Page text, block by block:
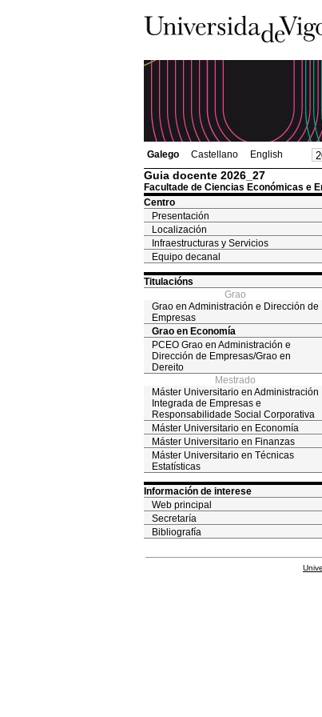
Galego Castellano English
Guia docente 2026_27
Facultade de Ciencias Económicas e
Centro
Presentación
Localización
Infraestructuras y Servicios
Equipo decanal
Titulacións
Grao
Grao en Administración e Dirección de
Empresas
Grao en Economía
PCEO Grao en Administración e
Dirección de Empresas/Grao en
Dereito
Mestrado
Máster Universitario en Administración
Integrada de Empresas e
Responsabilidade Social Corporativa
Máster Universitario en Economía
Máster Universitario en Finanzas
Máster Universitario en Técnicas
Estatísticas
Información de interese
Web principal
Secretaría
Bibliografía